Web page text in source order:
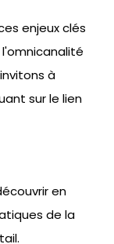
enjeux clés
à
sur le lien
en
de la